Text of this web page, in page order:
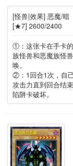
[怪兽|效果] 恶魔/暗
[★7] 2600/2400
①：这张卡在手卡
族怪兽和恶魔族怪
唤。
②：1回合1次，自
攻击力直到回合结
陷阱卡破坏。